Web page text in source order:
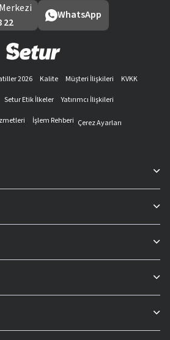
22
WhatsApp
2026 Kalite Müşteri İlişkileri
KVKK
Setur Etik İlkeler
Yatırımcı İlişkileri
İşlem Rehberi Çerez Ayarları